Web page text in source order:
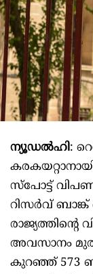
ന്യൂഡല്‍ഹി:
സ്‌പോട്ട്
റിസര്‍വ്
അവസാനം
കുറഞ്ഞ് 573